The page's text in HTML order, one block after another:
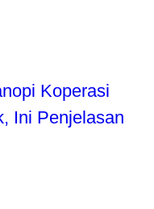
Koperasi
Ini Penjelasan